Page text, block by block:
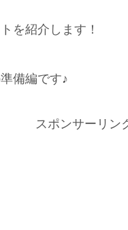
を紹介します！
備編です♪
スポンサーリン